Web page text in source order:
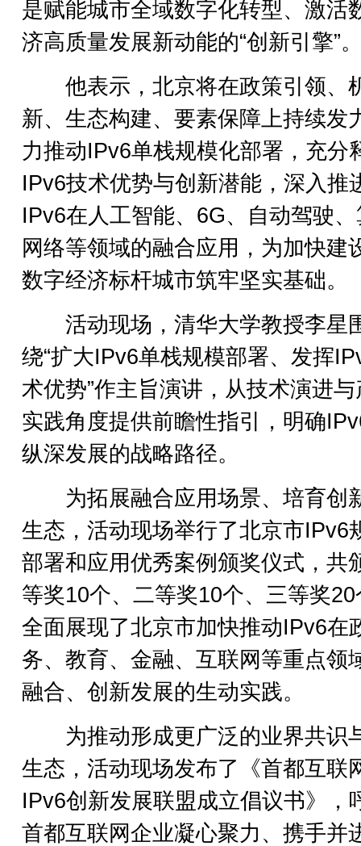
是赋能城市全域数字化转型、激活
济高质量发展新动能的“创新引擎”
他表示，北京将在政策引领、
新、生态构建、要素保障上持续发
力推动IPv6单栈规模化部署，充分
IPv6技术优势与创新潜能，深入推
IPv6在人工智能、6G、自动驾驶
网络等领域的融合应用，为加快建
数字经济标杆城市筑牢坚实基础。
活动现场，清华大学教授李星
绕“扩大IPv6单栈规模部署、发挥
术优势”作主旨演讲，从技术演进
实践角度提供前瞻性指引，明确
纵深发展的战略路径。
为拓展融合应用场景、培育创
生态，活动现场举行了北京市IPv6
部署和应用优秀案例颁奖仪式，共
等奖10个、二等奖10个、三等奖20
全面展现了北京市加快推动IPv6在
务、教育、金融、互联网等重点领
融合、创新发展的生动实践。
为推动形成更广泛的业界共识
生态，活动现场发布了《首都互联
IPv6创新发展联盟成立倡议书》，
首都互联网企业凝心聚力、携手并